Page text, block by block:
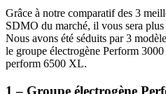
Grâce à notre comparatif des 3
SDMO du marché, il vous sera
Nous avons été séduits par 3
le groupe électrogène Perform
perform 6500 XL.
1 – Groupe électrogène